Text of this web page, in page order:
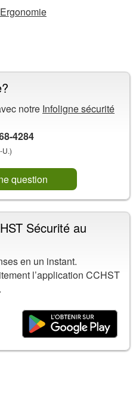
notre Infoligne sécurité
4284
U.)
question
Sécurité au
en un instant.
l’application CCHST